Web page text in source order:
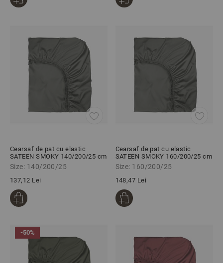
Cearsaf de pat cu elastic
SATEEN SMOKY 140/200/25 cm
100% bumbac satinat
Size: 140/200/25
137,12 Lei
Cearsaf de pat cu elastic
SATEEN SMOKY 160/200/25 cm
100% bumbac satinat
Size: 160/200/25
148,47 Lei
-50%